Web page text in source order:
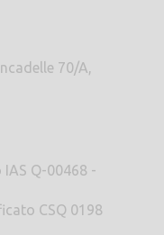
70/A,
Q-00468 -
CSQ 0198